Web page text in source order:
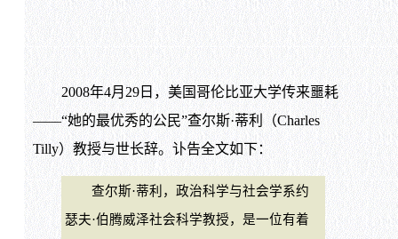
2008年4月29日，美国哥伦比亚大学传来噩耗
——“她的最优秀的公民”查尔斯·蒂利（Charles
Tilly）教授与世长辞。讣告全文如下：
查尔斯·蒂利，政治科学与社会学系约
瑟夫·伯腾威泽社会科学教授，是一位有着